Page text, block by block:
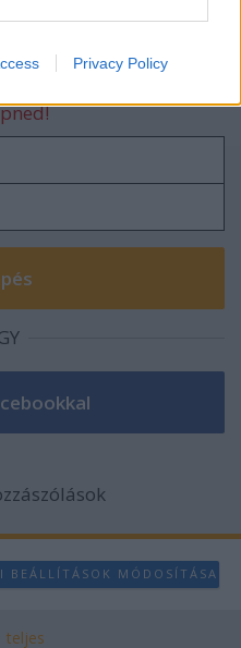
storage
authentication
Privacy Policy
BEÁLLÍTÁSOK MÓDOSÍTÁSA
teljes